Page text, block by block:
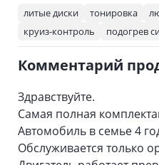
литые диски тонировка
круиз-контроль
подогрев
Комментарий
Здравствуйте.
Самая полная
Автомобиль в семье 4
Обслуживается только